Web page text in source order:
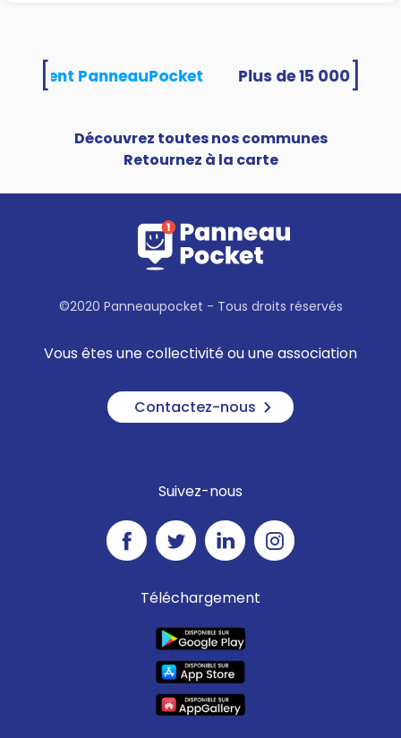
PanneauPocket
Découvrez toutes nos communes
Retournez à la carte
©2020 Panneaupocket - Tous droits réservés
Vous êtes une collectivité ou une association
Contactez-nous
Suivez-nous
Téléchargement